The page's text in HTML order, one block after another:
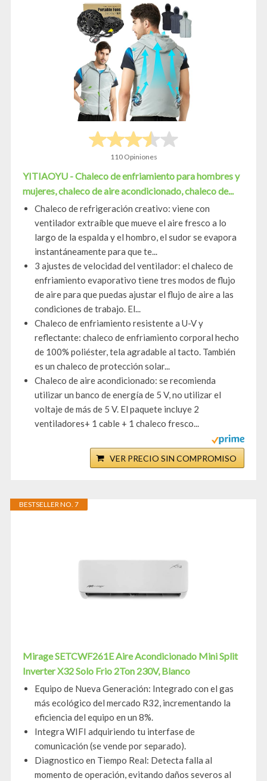
110 Opiniones
YITIAOYU - Chaleco de enfriamiento para hombres y
mujeres, chaleco de aire acondicionado, chaleco de...
Chaleco de refrigeración creativo: viene con
ventilador extraíble que mueve el aire fresco a lo
largo de la espalda y el hombro, el sudor se evapora
instantáneamente para que te...
3 ajustes de velocidad del ventilador: el chaleco de
enfriamiento evaporativo tiene tres modos de flujo
de aire para que puedas ajustar el flujo de aire a las
condiciones de trabajo. El...
Chaleco de enfriamiento resistente a U-V y
reflectante: chaleco de enfriamiento corporal hecho
de 100% poliéster, tela agradable al tacto. También
es un chaleco de protección solar...
Chaleco de aire acondicionado: se recomienda
utilizar un banco de energía de 5 V, no utilizar el
voltaje de más de 5 V. El paquete incluye 2
ventiladores+ 1 cable + 1 chaleco fresco...
VER PRECIO SIN COMPROMISO
BESTSELLER NO. 7
Mirage SETCWF261E Aire Acondicionado Mini Split
Inverter X32 Solo Frio 2Ton 230V, Blanco
Equipo de Nueva Generación: Integrado con el gas
más ecológico del mercado R32, incrementando la
eficiencia del equipo en un 8%.
Integra WIFI adquiriendo tu interfase de
comunicación (se vende por separado).
Diagnostico en Tiempo Real: Detecta falla al
momento de operación, evitando daños severos al